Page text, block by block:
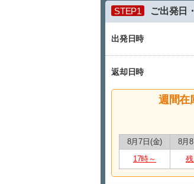
STEP1 ご出発日
出発日時
返却日時
週間在
8月7日(金) 8月
17時～